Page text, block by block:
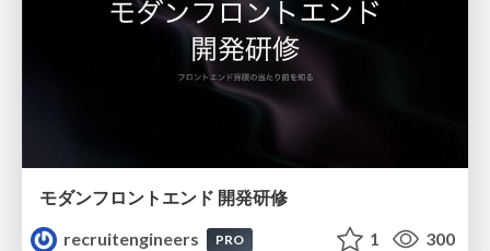
モダンフロントエンド 開発研修
recruitengineers
PRO 1 300